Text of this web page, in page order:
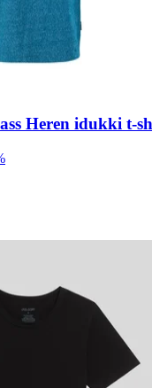
Heren idukki t-